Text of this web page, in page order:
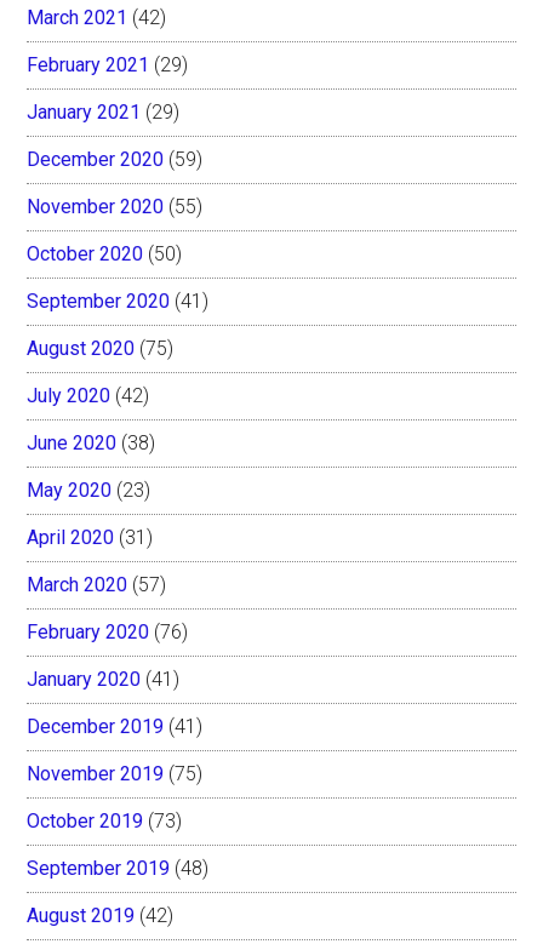
March 2021 (42)
February 2021 (29)
January 2021 (29)
December 2020 (59)
November 2020 (55)
October 2020 (50)
September 2020 (41)
August 2020 (75)
July 2020 (42)
June 2020 (38)
May 2020 (23)
April 2020 (31)
March 2020 (57)
February 2020 (76)
January 2020 (41)
December 2019 (41)
November 2019 (75)
October 2019 (73)
September 2019 (48)
August 2019 (42)